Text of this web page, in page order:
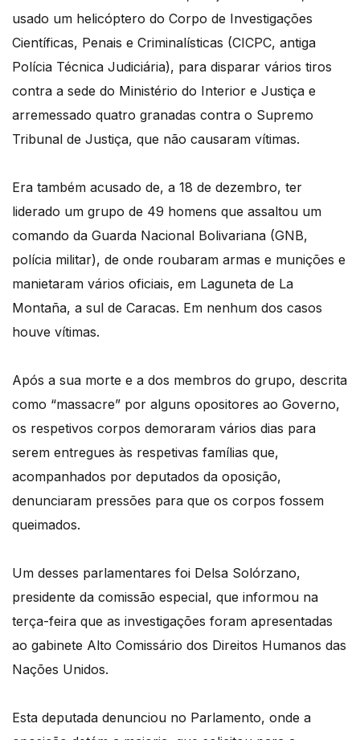
usado um helicóptero do Corpo de Investigações
Científicas, Penais e Criminalísticas (CICPC, antiga
Polícia Técnica Judiciária), para disparar vários tiros
contra a sede do Ministério do Interior e Justiça e
arremessado quatro granadas contra o Supremo
Tribunal de Justiça, que não causaram vítimas.
Era também acusado de, a 18 de dezembro, ter
liderado um grupo de 49 homens que assaltou um
comando da Guarda Nacional Bolivariana (GNB,
polícia militar), de onde roubaram armas e munições e
manietaram vários oficiais, em Laguneta de La
Montaña, a sul de Caracas. Em nenhum dos casos
houve vítimas.
Após a sua morte e a dos membros do grupo, descrita
como “massacre” por alguns opositores ao Governo,
os respetivos corpos demoraram vários dias para
serem entregues às respetivas famílias que,
acompanhados por deputados da oposição,
denunciaram pressões para que os corpos fossem
queimados.
Um desses parlamentares foi Delsa Solórzano,
presidente da comissão especial, que informou na
terça-feira que as investigações foram apresentadas
ao gabinete Alto Comissário dos Direitos Humanos das
Nações Unidos.
Esta deputada denunciou no Parlamento, onde a